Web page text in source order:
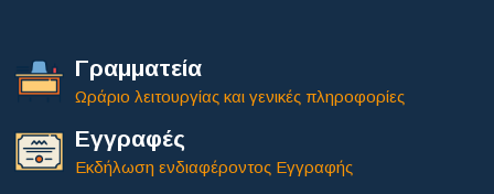
Γραμματεία
Ωράριο λειτουργίας και γενικές πληροφορίες
Εγγραφές
Εκδήλωση ενδιαφέροντος Εγγραφής